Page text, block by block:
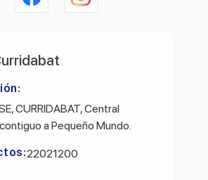
CURRIDABAT, Central
a Pequeño Mundo.
22021200